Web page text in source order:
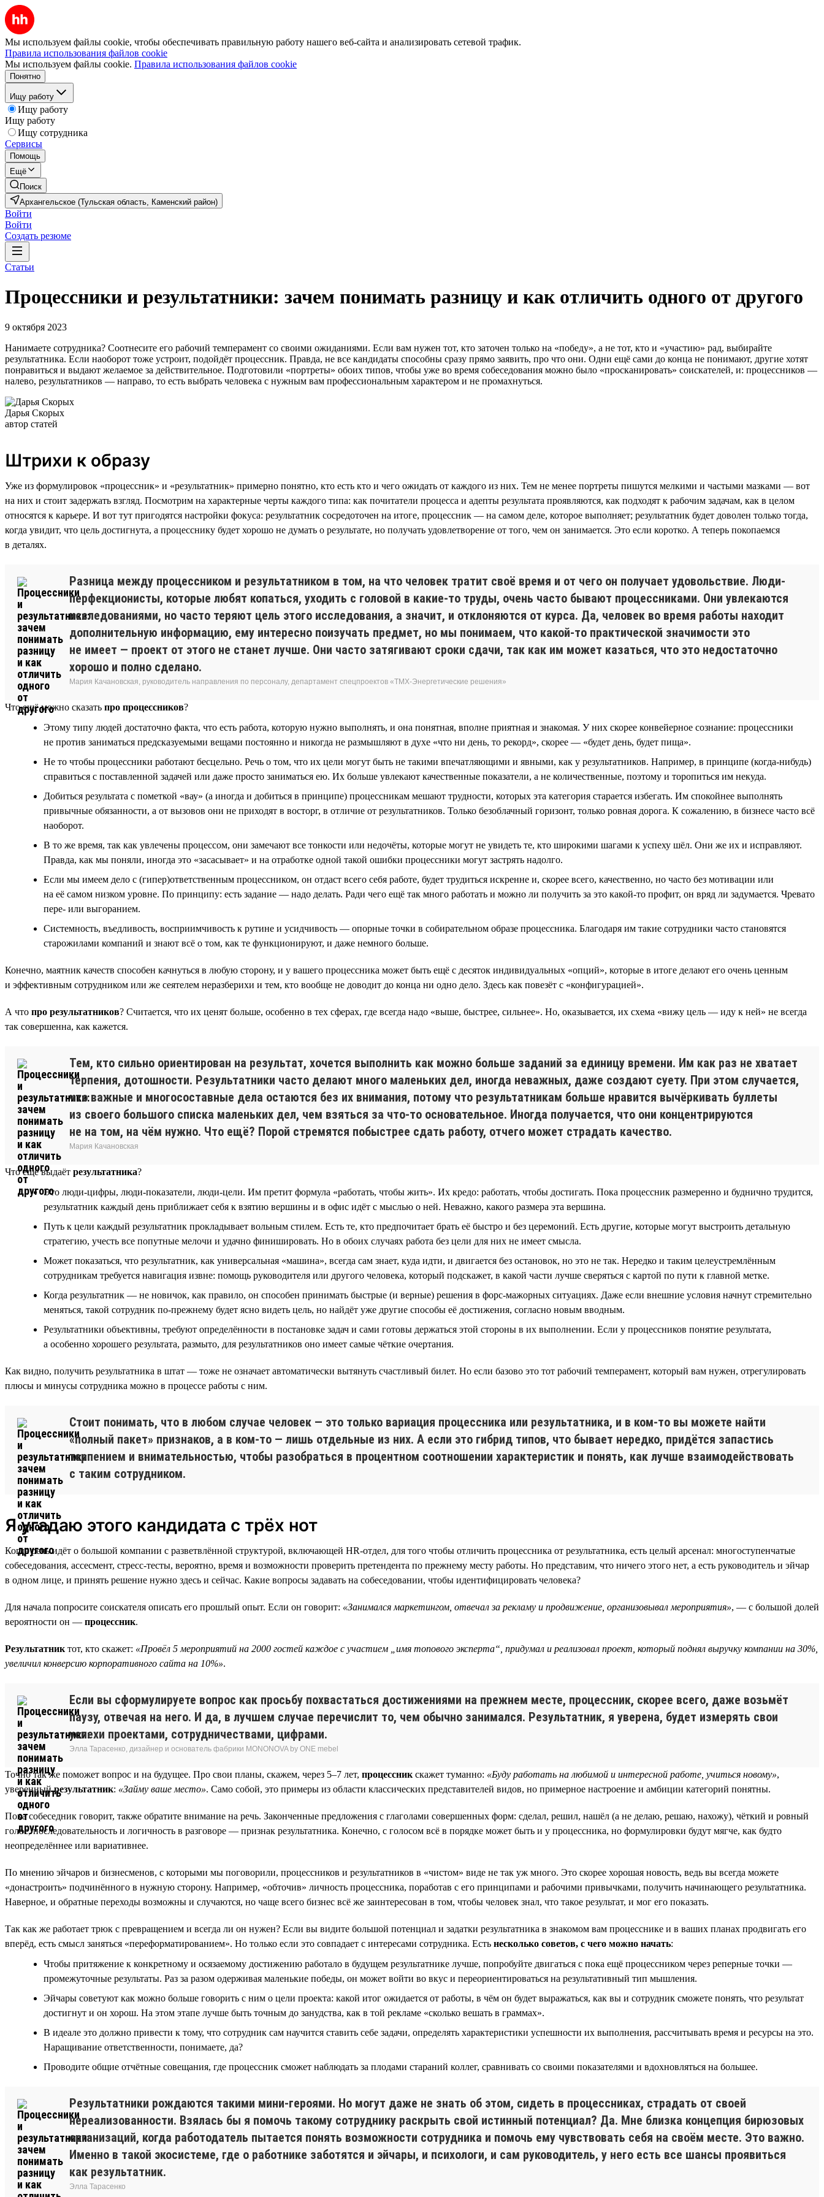
Мы используем файлы cookie, чтобы обеспечивать правильную работу нашего веб-сайта и анализировать сетевой трафик.
Правила использования файлов cookie
Мы используем файлы cookie. Правила использования файлов cookie
Понятно
Ищу работу
Ищу работу
Ищу работу
Ищу сотрудника
Сервисы
Помощь
Ещё
Поиск
Архангельское (Тульская область, Каменский район)
Войти
Войти
Создать резюме
Статьи
Процессники и результатники: зачем понимать разницу и как отличить одного от другого
9 октября 2023
Нанимаете сотрудника? Соотнесите его рабочий темперамент со своими ожиданиями. Если вам нужен тот, кто заточен только на «победу», а не тот, кто и «участию» рад, выбирайте
результатника. Если наоборот тоже устроит, подойдёт процессник. Правда, не все кандидаты способны сразу прямо заявить, про что они. Одни ещё сами до конца не понимают, другие хотят
понравиться и выдают желаемое за действительное. Подготовили «портреты» обоих типов, чтобы уже во время собеседования можно было «просканировать» соискателей, и: процессников —
налево, результатников — направо, то есть выбрать человека с нужным вам профессиональным характером и не промахнуться.
Дарья Скорых
автор статей
Штрихи к образу
Уже из формулировок «процессник» и «результатник» примерно понятно, кто есть кто и чего ожидать от каждого из них. Тем не менее портреты пишутся мелкими и частыми мазками — вот
на них и стоит задержать взгляд. Посмотрим на характерные черты каждого типа: как почитатели процесса и адепты результата проявляются, как подходят к рабочим задачам, как в целом
относятся к карьере. И вот тут пригодятся настройки фокуса: результатник сосредоточен на итоге, процессник — на самом деле, которое выполняет; результатник будет доволен только тогда,
когда увидит, что цель достигнута, а процесснику будет хорошо не думать о результате, но получать удовлетворение от того, чем он занимается. Это если коротко. А теперь покопаемся
в деталях.
Разница между процессником и результатником в том, на что человек тратит своё время и от чего он получает удовольствие. Люди-
перфекционисты, которые любят копаться, уходить с головой в какие-то труды, очень часто бывают процессниками. Они увлекаются
исследованиями, но часто теряют цель этого исследования, а значит, и отклоняются от курса. Да, человек во время работы находит
дополнительную информацию, ему интересно поизучать предмет, но мы понимаем, что какой-то практической значимости это
не имеет — проект от этого не станет лучше. Они часто затягивают сроки сдачи, так как им может казаться, что это недостаточно
хорошо и полно сделано.
Мария Качановская, руководитель направления по персоналу, департамент спецпроектов «ТМХ-Энергетические решения»
Что ещё можно сказать про процессников?
Этому типу людей достаточно факта, что есть работа, которую нужно выполнять, и она понятная, вполне приятная и знакомая. У них скорее конвейерное сознание: процессники
не против заниматься предсказуемыми вещами постоянно и никогда не размышляют в духе «что ни день, то рекорд», скорее — «будет день, будет пища».
Не то чтобы процессники работают бесцельно. Речь о том, что их цели могут быть не такими впечатляющими и явными, как у результатников. Например, в принципе (когда-нибудь)
справиться с поставленной задачей или даже просто заниматься ею. Их больше увлекают качественные показатели, а не количественные, поэтому и торопиться им некуда.
Добиться результата с пометкой «вау» (а иногда и добиться в принципе) процессникам мешают трудности, которых эта категория старается избегать. Им спокойнее выполнять
привычные обязанности, а от вызовов они не приходят в восторг, в отличие от результатников. Только безоблачный горизонт, только ровная дорога. К сожалению, в бизнесе часто всё
наоборот.
В то же время, так как увлечены процессом, они замечают все тонкости или недочёты, которые могут не увидеть те, кто широкими шагами к успеху шёл. Они же их и исправляют.
Правда, как мы поняли, иногда это «засасывает» и на отработке одной такой ошибки процессники могут застрять надолго.
Если мы имеем дело с (гипер)ответственным процессником, он отдаст всего себя работе, будет трудиться искренне и, скорее всего, качественно, но часто без мотивации или
на её самом низком уровне. По принципу: есть задание — надо делать. Ради чего ещё так много работать и можно ли получить за это какой-то профит, он вряд ли задумается. Чревато
пере- или выгоранием.
Системность, въедливость, восприимчивость к рутине и усидчивость — опорные точки в собирательном образе процессника. Благодаря им такие сотрудники часто становятся
старожилами компаний и знают всё о том, как те функционируют, и даже немного больше.
Конечно, маятник качеств способен качнуться в любую сторону, и у вашего процессника может быть ещё с десяток индивидуальных «опций», которые в итоге делают его очень ценным
и эффективным сотрудником или же сеятелем неразберихи и тем, кто вообще не доводит до конца ни одно дело. Здесь как повезёт с «конфигурацией».
А что про результатников? Считается, что их ценят больше, особенно в тех сферах, где всегда надо «выше, быстрее, сильнее». Но, оказывается, их схема «вижу цель — иду к ней» не всегда
так совершенна, как кажется.
Тем, кто сильно ориентирован на результат, хочется выполнить как можно больше заданий за единицу времени. Им как раз не хватает
терпения, дотошности. Результатники часто делают много маленьких дел, иногда неважных, даже создают суету. При этом случается,
что важные и многосоставные дела остаются без их внимания, потому что результатникам больше нравится вычёркивать буллеты
из своего большого списка маленьких дел, чем взяться за что-то основательное. Иногда получается, что они концентрируются
не на том, на чём нужно. Что ещё? Порой стремятся побыстрее сдать работу, отчего может страдать качество.
Мария Качановская
Что ещё выдаёт результатника?
Это люди-цифры, люди-показатели, люди-цели. Им претит формула «работать, чтобы жить». Их кредо: работать, чтобы достигать. Пока процессник размеренно и буднично трудится,
результатник каждый день приближает себя к взятию вершины и в офис идёт с мыслью о ней. Неважно, какого размера эта вершина.
Путь к цели каждый результатник прокладывает вольным стилем. Есть те, кто предпочитает брать её быстро и без церемоний. Есть другие, которые могут выстроить детальную
стратегию, учесть все попутные мелочи и удачно финишировать. Но в обоих случаях работа без цели для них не имеет смысла.
Может показаться, что результатник, как универсальная «машина», всегда сам знает, куда идти, и двигается без остановок, но это не так. Нередко и таким целеустремлённым
сотрудникам требуется навигация извне: помощь руководителя или другого человека, который подскажет, в какой части лучше сверяться с картой по пути к главной метке.
Когда результатник — не новичок, как правило, он способен принимать быстрые (и верные) решения в форс-мажорных ситуациях. Даже если внешние условия начнут стремительно
меняться, такой сотрудник по-прежнему будет ясно видеть цель, но найдёт уже другие способы её достижения, согласно новым вводным.
Результатники объективны, требуют определённости в постановке задач и сами готовы держаться этой стороны в их выполнении. Если у процессников понятие результата,
а особенно хорошего результата, размыто, для результатников оно имеет самые чёткие очертания.
Как видно, получить результатника в штат — тоже не означает автоматически вытянуть счастливый билет. Но если базово это тот рабочий темперамент, который вам нужен, отрегулировать
плюсы и минусы сотрудника можно в процессе работы с ним.
Стоит понимать, что в любом случае человек — это только вариация процессника или результатника, и в ком-то вы можете найти
«полный пакет» признаков, а в ком-то — лишь отдельные из них. А если это гибрид типов, что бывает нередко, придётся запастись
терпением и внимательностью, чтобы разобраться в процентном соотношении характеристик и понять, как лучше взаимодействовать
с таким сотрудником.
Я угадаю этого кандидата с трёх нот
Когда речь идёт о большой компании с разветвлённой структурой, включающей HR-отдел, для того чтобы отличить процессника от результатника, есть целый арсенал: многоступенчатые
собеседования, ассесмент, стресс-тесты, вероятно, время и возможности проверить претендента по прежнему месту работы. Но представим, что ничего этого нет, а есть руководитель и эйчар
в одном лице, и принять решение нужно здесь и сейчас. Какие вопросы задавать на собеседовании, чтобы идентифицировать человека?
Для начала попросите соискателя описать его прошлый опыт. Если он говорит: «Занимался маркетингом, отвечал за рекламу и продвижение, организовывал мероприятия», — с большой долей
вероятности он — процессник.
Результатник тот, кто скажет: «Провёл 5 мероприятий на 2000 гостей каждое с участием „имя топового эксперта“, придумал и реализовал проект, который поднял выручку компании на 30%,
увеличил конверсию корпоративного сайта на 10%».
Если вы сформулируете вопрос как просьбу похвастаться достижениями на прежнем месте, процессник, скорее всего, даже возьмёт
паузу, отвечая на него. И да, в лучшем случае перечислит то, чем обычно занимался. Результатник, я уверена, будет измерять свои
успехи проектами, сотрудничествами, цифрами.
Элла Тарасенко, дизайнер и основатель фабрики MONONOVA by ONE mebel
Точно так же поможет вопрос и на будущее. Про свои планы, скажем, через 5–7 лет, процессник скажет туманно: «Буду работать на любимой и интересной работе, учиться новому»,
уверенныйрезультатник: «Займу ваше место». Само собой, это примеры из области классических представителей видов, но примерное настроение и амбиции категорий понятны.
Пока собеседник говорит, также обратите внимание на речь. Законченные предложения с глаголами совершенных форм: сделал, решил, нашёл (а не делаю, решаю, нахожу), чёткий и ровный
голос, последовательность и логичность в разговоре — признак результатника. Конечно, с голосом всё в порядке может быть и у процессника, но формулировки будут мягче, как будто
неопределённее или вариативнее.
По мнению эйчаров и бизнесменов, с которыми мы поговорили, процессников и результатников в «чистом» виде не так уж много. Это скорее хорошая новость, ведь вы всегда можете
«донастроить» подчинённого в нужную сторону. Например, «обточив» личность процессника, поработав с его принципами и рабочими привычками, получить начинающего результатника.
Наверное, и обратные переходы возможны и случаются, но чаще всего бизнес всё же заинтересован в том, чтобы человек знал, что такое результат, и мог его показать.
Так как же работает трюк с превращением и всегда ли он нужен? Если вы видите большой потенциал и задатки результатника в знакомом вам процесснике и в ваших планах продвигать его
вперёд, есть смысл заняться «переформатированием». Но только если это совпадает с интересами сотрудника. Есть несколько советов, с чего можно начать:
Чтобы притяжение к конкретному и осязаемому достижению работало в будущем результатнике лучше, попробуйте двигаться с пока ещё процессником через реперные точки —
промежуточные результаты. Раз за разом одерживая маленькие победы, он может войти во вкус и переориентироваться на результативный тип мышления.
Эйчары советуют как можно больше говорить с ним о цели проекта: какой итог ожидается от работы, в чём он будет выражаться, как вы и сотрудник сможете понять, что результат
достигнут и он хорош. На этом этапе лучше быть точным до занудства, как в той рекламе «сколько вешать в граммах».
В идеале это должно привести к тому, что сотрудник сам научится ставить себе задачи, определять характеристики успешности их выполнения, рассчитывать время и ресурсы на это.
Наращивание ответственности, понимаете, да?
Проводите общие отчётные совещания, где процессник сможет наблюдать за плодами стараний коллег, сравнивать со своими показателями и вдохновляться на большее.
Результатники рождаются такими мини-героями. Но могут даже не знать об этом, сидеть в процессниках, страдать от своей
нереализованности. Взялась бы я помочь такому сотруднику раскрыть свой истинный потенциал? Да. Мне близка концепция бирюзовых
организаций, когда работодатель пытается понять возможности сотрудника и помочь ему чувствовать себя на своём месте. Это важно.
Именно в такой экосистеме, где о работнике заботятся и эйчары, и психологи, и сам руководитель, у него есть все шансы проявиться
как результатник.
Элла Тарасенко